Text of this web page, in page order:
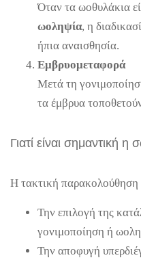
Όταν τα ωοθυλάκια
ωοληψία, η
ήπια αναισθησία.
Εμβρυομεταφορά
Μετά τη
τα έμβρυα
Γιατί είναι σημαντική
Η τακτική παρακολούθηση
Την επιλογή της
γονιμοποίηση ή
Την αποφυγή